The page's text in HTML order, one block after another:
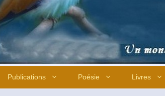
Publications Poésie Livres